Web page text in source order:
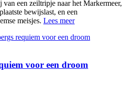
een zeiltripje naar het Markermeer,
bewijslast, en een
meisjes. Lees meer
voor een droom